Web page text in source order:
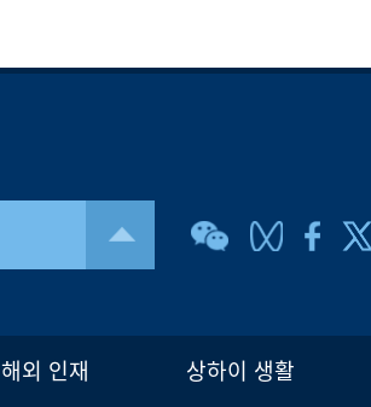
해외 인재 상하이 생활